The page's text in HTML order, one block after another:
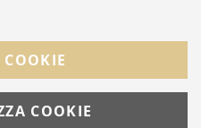
Whatsapp
| P.IVA IT05919160969
COOKIE
COOKIE